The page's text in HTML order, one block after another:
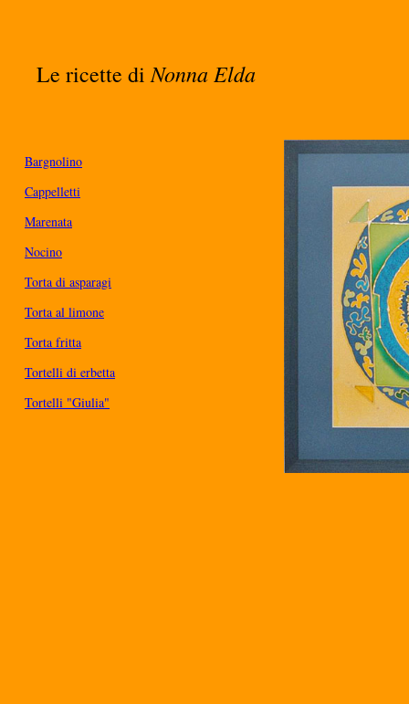
Le ricette diNonna Elda
Bargnolino
Cappelletti
Marenata
Nocino
Torta di asparagi
Torta al limone
Torta fritta
Tortelli di erbetta
Tortelli "Giulia"